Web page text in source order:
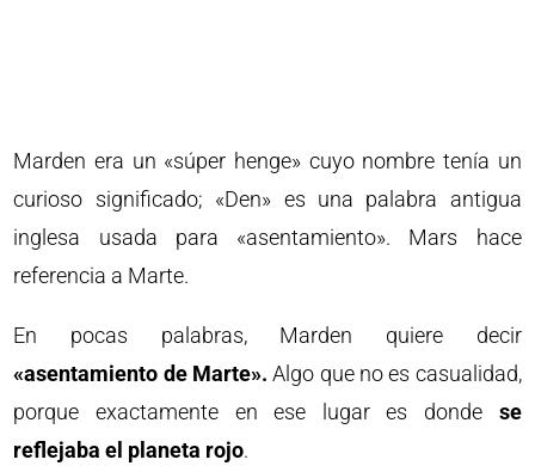
Marden era un «súper henge» cuyo nombre tenía un
curioso significado; «Den» es una palabra antigua
inglesa usada para «asentamiento». Mars hace
referencia a Marte.
En pocas palabras, Marden quiere decir
«asentamiento de Marte». Algo que no es casualidad,
porque exactamente en ese lugar es donde se
reflejaba el planeta rojo.